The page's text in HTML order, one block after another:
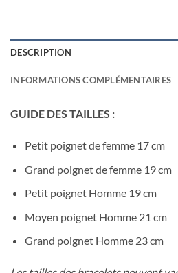
DESCRIPTION
INFORMATIONS COMPLÉMENTAIRES
GUIDE DES TAILLES :
Petit poignet de femme 17 cm
Grand poignet de femme 19 cm
Petit poignet Homme 19 cm
Moyen poignet Homme 21 cm
Grand poignet Homme 23 cm